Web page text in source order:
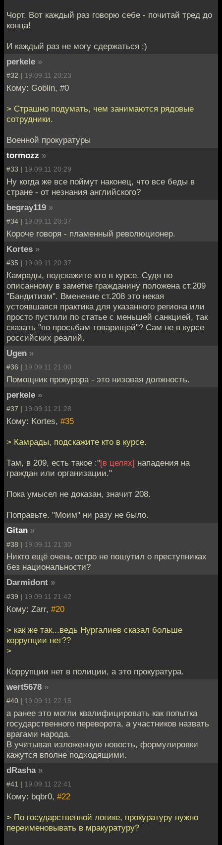
Чорт. Вот каждый раз говорю себе - почитай тред до
конца!
И каждый раз не могу сдержаться :)
perkele »
#32 | 19.09.11 20:23
Кому: Goblin, #0
> Страшно подумать, чем занимаются рядовые
сотрудники.
Военной прокуратуры
tormozz »
#33 | 19.09.11 20:29
Ну когда же все поймут наконец, что все беды в
стране - от незнания английского?
begray119 »
#34 | 19.09.11 20:37
Короче говоря - пламенный революционер.
Kortes »
#35 | 19.09.11 20:37
Камрады, подскажите кто в курсе. Судя по
описанному в заметке гражданину положена ст.209
"Бандитизм". Вменение ст.208 это некая
устоявшаяся практика для указанного региона или
просто пустили по статье с меньшей санкцией, так
сказать "по просьбам товарищей"? Сам не в курсе
российских реалий.
Ugen »
#36 | 19.09.11 21:00
Помощник прокурора - это низовая должность.
perkele »
#37 | 19.09.11 21:28
Кому: Kortes, #35
> Камрады, подскажите кто в курсе.
Там, в 209, есть такое :"[в целях] нападения на
граждан или организации."
Пока умысел не доказан, значит 208.
Поправьте. "Моим" ни разу не было.
Gitan »
#38 | 19.09.11 21:30
Никто ещё очень остро не пошутил о преступниках
без национальности?
Darmidont »
#39 | 19.09.11 21:42
Кому: Zarr, #20
> как же так...ведь Нургалиев сказал больше
коррупции нет??
>
Коррупции нет в полиции, а это прокуратура.
wert5678 »
#40 | 19.09.11 22:15
а ранее это могли квалифицировать как попытка
государственного переворота, а участников назвать
врагами народа.
В учитывая изложенную новость, формулировки
кажутся вполне подходящими.
dRasha »
#41 | 19.09.11 22:41
Кому: bqbr0, #22
> По государственной логике, прокуратуру нужно
переименовывать в мракуратуру?